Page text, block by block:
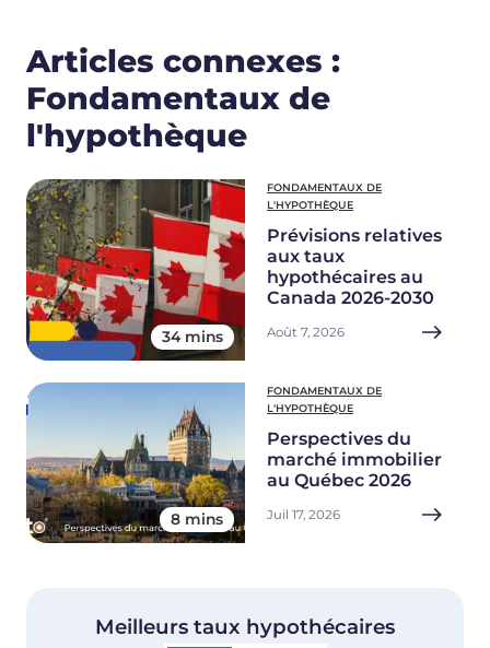
Articles connexes :
Fondamentaux de
l'hypothèque
34 mins
FONDAMENTAUX DE
L'HYPOTHÈQUE
Prévisions relatives
aux taux
hypothécaires au
Canada 2026-2030
Août 7, 2026
8 mins
FONDAMENTAUX DE
L'HYPOTHÈQUE
Perspectives du
marché immobilier
au Québec 2026
Juil 17, 2026
Meilleurs taux hypothécaires